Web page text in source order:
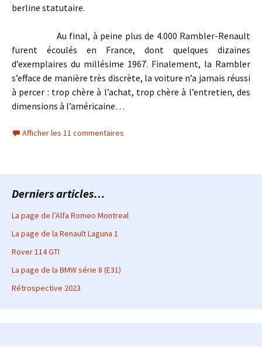
berline statutaire.
Au final, à peine plus de 4.000 Rambler-Renault
furent écoulés en France, dont quelques dizaines
d’exemplaires du millésime 1967. Finalement, la Rambler
s’efface de manière très discrète, la voiture n’a jamais réussi
à percer : trop chère à l’achat, trop chère à l’entretien, des
dimensions à l’américaine…
Afficher les 11 commentaires
Derniers articles…
La page de l’Alfa Romeo Montreal
La page de la Renault Laguna 1
Rover 114 GTI
La page de la BMW série 8 (E31)
Rétrospective 2023